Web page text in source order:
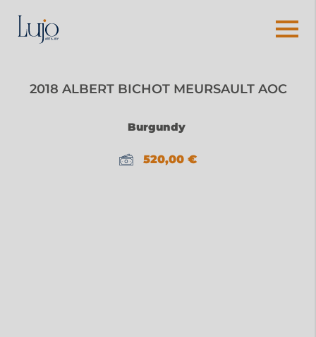
2018 ALBERT BICHOT MEURSAULT AOC
Burgundy
520,00 €